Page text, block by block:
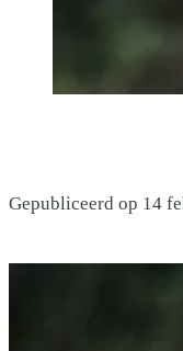
Gepubliceerd op 14